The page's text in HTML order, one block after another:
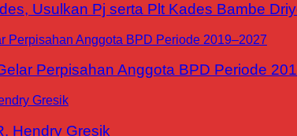
Usulkan Pj serta Plt Kades Bambe
Perpisahan Anggota BPD Periode
Hendry Gresik